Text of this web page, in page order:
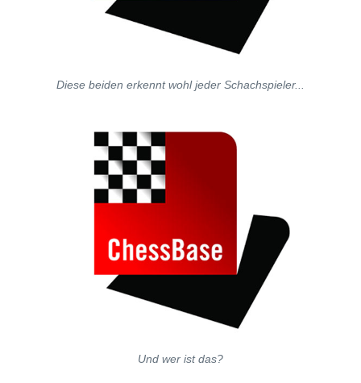
Diese beiden erkennt wohl jeder Schachspieler...
Und wer ist das?